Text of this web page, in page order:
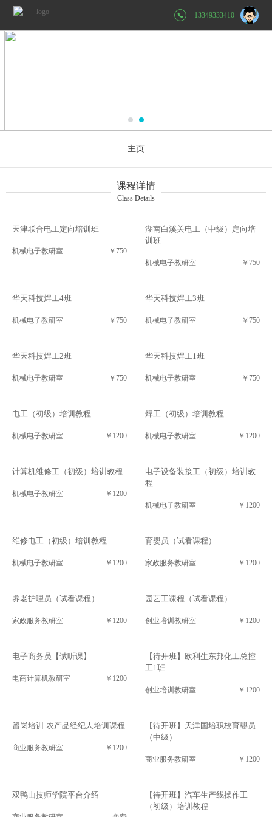
13349333410
主页
课程详情
Class Details
天津联合电工定向培训班
机械电子教研室 ￥750
湖南白溪关电工（中级）定向培
训班
机械电子教研室 ￥750
华天科技焊工4班
机械电子教研室 ￥750
华天科技焊工3班
机械电子教研室 ￥750
华天科技焊工2班
机械电子教研室 ￥750
华天科技焊工1班
机械电子教研室 ￥750
电工（初级）培训教程
机械电子教研室 ￥1200
焊工（初级）培训教程
机械电子教研室 ￥1200
计算机维修工（初级）培训教程
机械电子教研室 ￥1200
电子设备装接工（初级）培训教
程
机械电子教研室 ￥1200
维修电工（初级）培训教程
机械电子教研室 ￥1200
育婴员（试看课程）
家政服务教研室 ￥1200
养老护理员（试看课程）
家政服务教研室 ￥1200
园艺工课程（试看课程）
创业培训教研室 ￥1200
电子商务员【试听课】
电商计算机教研室 ￥1200
【待开班】欧利生东邦化工总控
工1班
创业培训教研室 ￥1200
留岗培训-农产品经纪人培训课程
商业服务教研室 ￥1200
【待开班】天津国培职校育婴员
（中级）
商业服务教研室 ￥1200
双鸭山技师学院平台介绍
【待开班】汽车生产线操作工
（初级）培训教程